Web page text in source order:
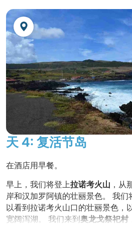
启程前往参观
祭祀遗址，那里
雕像经过精心修复，恢复了昔日的
有唯一一个长着眼睛的摩艾。
我们还有机会参观一座船屋、一个
头建造的码头。
返回小镇
在当地餐厅享用午餐
下午自由活动
晚餐 及夜宿酒店
天 4: 复活节岛
在酒店用早餐。
早上，我们将登上拉诺考火山 ，从
岸和汉加罗阿镇的壮丽景色。 我
以看到拉诺考火山口的壮丽景色，
宽阔泻湖。 我们来到奥龙戈祭祀村